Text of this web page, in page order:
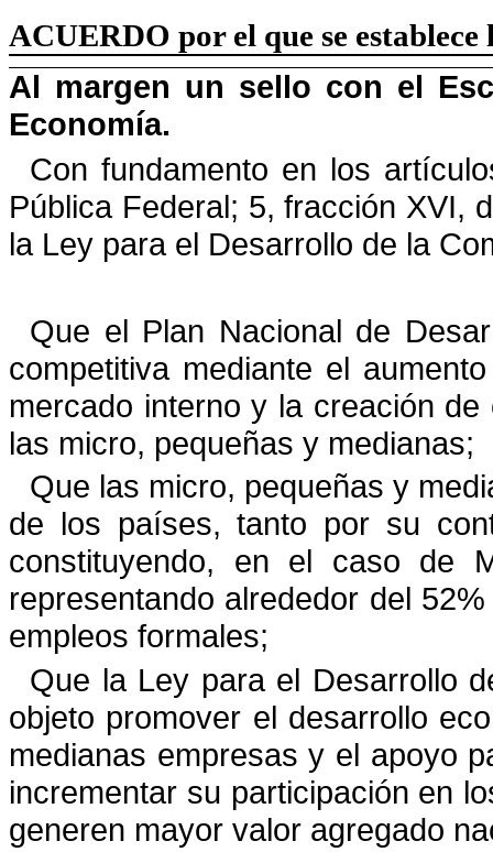
ACUERDO por el que se
Al margen un sello con el
Economía.
Con fundamento en los
Pública Federal; 5, fracción XVI,
la Ley para el Desarrollo de la
Que el Plan Nacional de
competitiva mediante el
mercado interno y la creación
las micro, pequeñas y medianas;
Que las micro, pequeñas y
de los países, tanto por su
constituyendo, en el caso de
representando alrededor del
empleos formales;
Que la Ley para el Desarrollo
objeto promover el desarrollo
medianas empresas y el apoyo
incrementar su participación en
generen mayor valor agregado